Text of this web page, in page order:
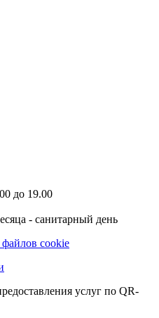
до 19.00
- санитарный день
cookie
услуг по QR-